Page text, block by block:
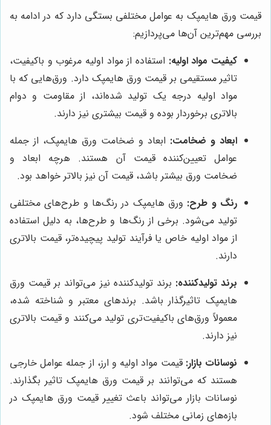
قیمت ورق هایمپک به عوامل مختلفی بستگی دارد که در ادامه به
بررسی مهم‌ترین آن‌ها می‌پردازیم:
کیفیت مواد اولیه: استفاده از مواد اولیه مرغوب و باکیفیت،
تاثیر مستقیمی بر قیمت ورق هایمپک دارد. ورق‌هایی که با
مواد اولیه درجه یک تولید شده‌اند، از مقاومت و دوام
بالاتری برخوردار بوده و قیمت بیشتری نیز دارند.
ابعاد و ضخامت: ابعاد و ضخامت ورق هایمپک، از جمله
عوامل تعیین‌کننده قیمت آن هستند. هرچه ابعاد و
ضخامت ورق بیشتر باشد، قیمت آن نیز بالاتر خواهد بود.
رنگ و طرح: ورق هایمپک در رنگ‌ها و طرح‌های مختلفی
تولید می‌شود. برخی از رنگ‌ها و طرح‌ها، به دلیل استفاده
از مواد اولیه خاص یا فرآیند تولید پیچیده‌تر، قیمت بالاتری
دارند.
برند تولیدکننده: برند تولیدکننده نیز می‌تواند بر قیمت ورق
هایمپک تاثیرگذار باشد. برندهای معتبر و شناخته شده،
معمولاً ورق‌های باکیفیت‌تری تولید می‌کنند و قیمت بالاتری
نیز دارند.
نوسانات بازار: قیمت مواد اولیه و ارز، از جمله عوامل خارجی
هستند که می‌توانند بر قیمت ورق هایمپک تاثیر بگذارند.
نوسانات بازار می‌تواند باعث تغییر قیمت ورق هایمپک در
بازه‌های زمانی مختلف شود.